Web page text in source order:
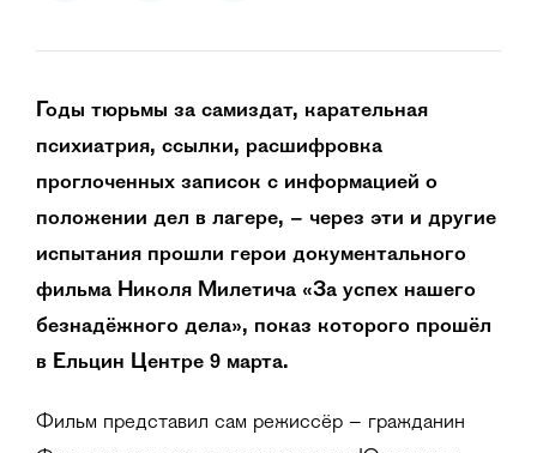
Годы тюрьмы за самиздат, карательная
психиатрия, ссылки, расшифровка
проглоченных записок с информацией о
положении дел в лагере, – через эти и другие
испытания прошли герои документального
фильма Николя Милетича «За успех нашего
безнадёжного дела», показ которого прошёл
в Ельцин Центре 9 марта.
Фильм представил сам режиссёр – гражданин